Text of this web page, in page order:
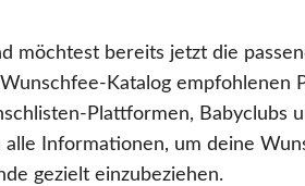
möchtest bereits jetzt die
Katalog empfohlenen
Plattformen, Babyclubs
alle Informationen, um deine
gezielt einzubeziehen.